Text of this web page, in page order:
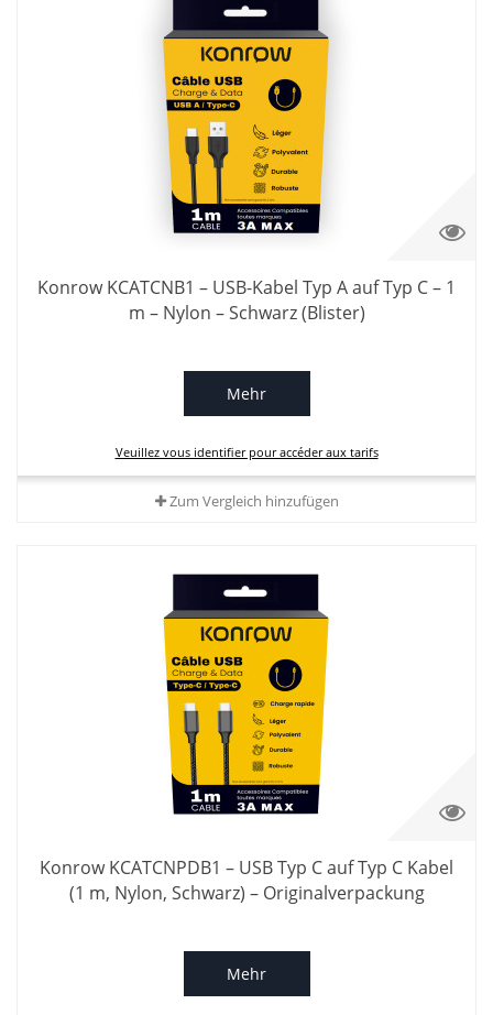
Konrow KCATCNB1 – USB-Kabel Typ A auf Typ C – 1
m – Nylon – Schwarz (Blister)
Mehr
Veuillez vous identifier pour accéder aux tarifs
Zum Vergleich hinzufügen
Konrow KCATCNPDB1 – USB Typ C auf Typ C Kabel
(1 m, Nylon, Schwarz) – Originalverpackung
Mehr